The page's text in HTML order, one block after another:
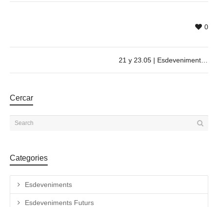
0
Cercar
Categories
Esdeveniments
Esdeveniments Futurs